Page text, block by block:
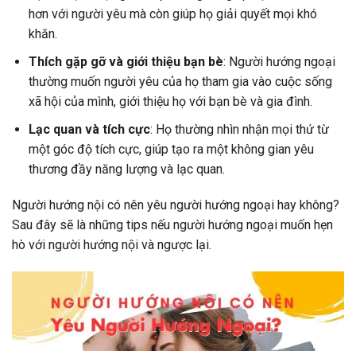
hơn với người yêu mà còn giúp họ giải quyết mọi khó
khăn.
Thích gặp gỡ và giới thiệu bạn bè: Người hướng ngoại
thường muốn người yêu của họ tham gia vào cuộc sống
xã hội của mình, giới thiệu họ với bạn bè và gia đình.
Lạc quan và tích cực: Họ thường nhìn nhận mọi thứ từ
một góc độ tích cực, giúp tạo ra một không gian yêu
thương đầy năng lượng và lạc quan.
Người hướng nội có nên yêu người hướng ngoại hay không?
Sau đây sẽ là những tips nếu người hướng ngoại muốn hẹn
hò với người hướng nội và ngược lại.